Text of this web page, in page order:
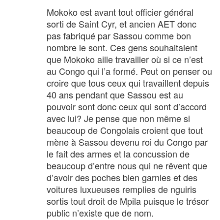
Mokoko est avant tout officier général
sorti de Saint Cyr, et ancien AET donc
pas fabriqué par Sassou comme bon
nombre le sont. Ces gens souhaitaient
que Mokoko aille travailler où si ce n’est
au Congo qui l’a formé. Peut on penser ou
croire que tous ceux qui travaillent depuis
40 ans pendant que Sassou est au
pouvoir sont donc ceux qui sont d’accord
avec lui? Je pense que non même si
beaucoup de Congolais croient que tout
mène à Sassou devenu roi du Congo par
le fait des armes et la concussion de
beaucoup d’entre nous qui ne rêvent que
d’avoir des poches bien garnies et des
voitures luxueuses remplies de nguiris
sortis tout droit de Mpila puisque le trésor
public n’existe que de nom.